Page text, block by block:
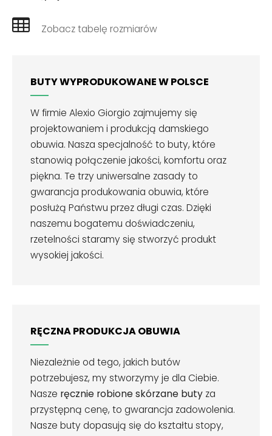
Zobacz tabelę rozmiarów
BUTY WYPRODUKOWANE W POLSCE
W firmie Alexio Giorgio zajmujemy się
projektowaniem i produkcją damskiego
obuwia. Nasza specjalność to buty, które
stanowią połączenie jakości, komfortu oraz
piękna. Te trzy uniwersalne zasady to
gwarancja produkowania obuwia, które
posłużą Państwu przez długi czas. Dzięki
naszemu bogatemu doświadczeniu,
rzetelności staramy się stworzyć produkt
wysokiej jakości.
RĘCZNA PRODUKCJA OBUWIA
Niezależnie od tego, jakich butów
potrzebujesz, my stworzymy je dla Ciebie.
Nasze ręcznie robione skórzane buty za
przystępną cenę, to gwarancja zadowolenia.
Nasze buty dopasują się do kształtu stopy,